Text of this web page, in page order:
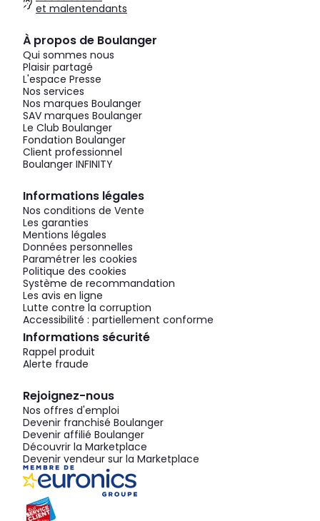
et malentendants
À propos de Boulanger
Qui sommes nous
Plaisir partagé
L'espace Presse
Nos services
Nos marques Boulanger
SAV marques Boulanger
Le Club Boulanger
Fondation Boulanger
Client professionnel
Boulanger INFINITY
Informations légales
Nos conditions de Vente
Les garanties
Mentions légales
Données personnelles
Paramétrer les cookies
Politique des cookies
Système de recommandation
Les avis en ligne
Lutte contre la corruption
Accessibilité : partiellement conforme
Informations sécurité
Rappel produit
Alerte fraude
Rejoignez-nous
Nos offres d'emploi
Devenir franchisé Boulanger
Devenir affilié Boulanger
Découvrir la Marketplace
Devenir vendeur sur la Marketplace